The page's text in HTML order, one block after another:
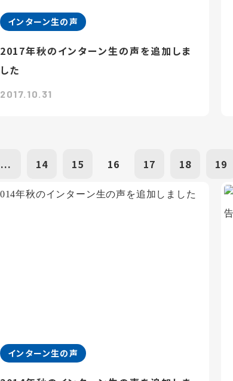
インターン生の声
2017年秋のインターン生の声を追加しま
した
2017.10.31
... 14 15 16 17 18 19
インターン生の声